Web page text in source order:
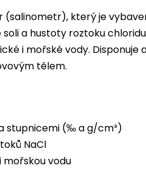
(salinometr), který je
a hustoty roztoku
i mořské vody.
tělem.
stupnicemi (‰ a g/cm³)
NaCl
mořskou vodu